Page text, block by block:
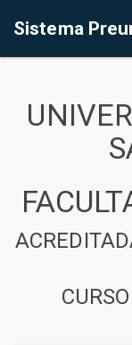
Sistema